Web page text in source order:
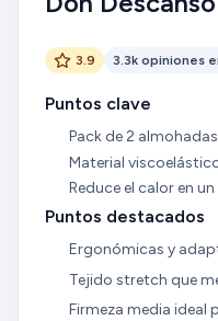
3.9 3.3k opiniones
Puntos clave
Pack de 2
Material
Reduce el calor en
Puntos destacados
Ergonómicas y
Tejido stretch que
Firmeza media ideal